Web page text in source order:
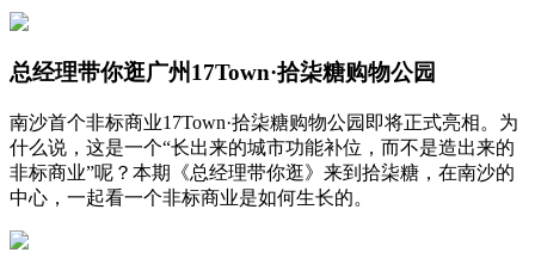
总经理带你逛广州17Town·拾柒糖购物公园
南沙首个非标商业17Town·拾柒糖购物公园即将正式亮相。为
什么说，这是一个“长出来的城市功能补位，而不是造出来的
非标商业”呢？本期《总经理带你逛》来到拾柒糖，在南沙的
中心，一起看一个非标商业是如何生长的。